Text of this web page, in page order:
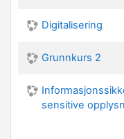
Digitalisering
Grunnkurs 2
sensitive